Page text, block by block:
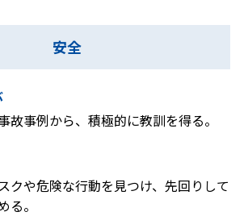
安全
故事例から、積極的に教訓を得る。
クや危険な行動を見つけ、先回りして
る。